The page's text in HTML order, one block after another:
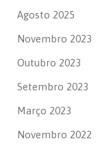
Agosto 2025
Novembro 2023
Outubro 2023
Setembro 2023
Março 2023
Novembro 2022